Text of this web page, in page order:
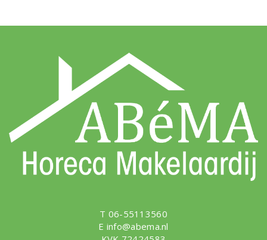
T 06-55113560
E info@abema.nl